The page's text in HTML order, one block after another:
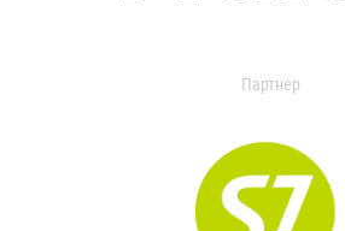
Партнер